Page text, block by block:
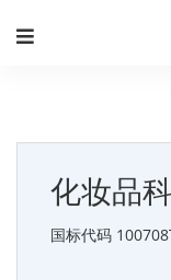
化妆品
国标代码